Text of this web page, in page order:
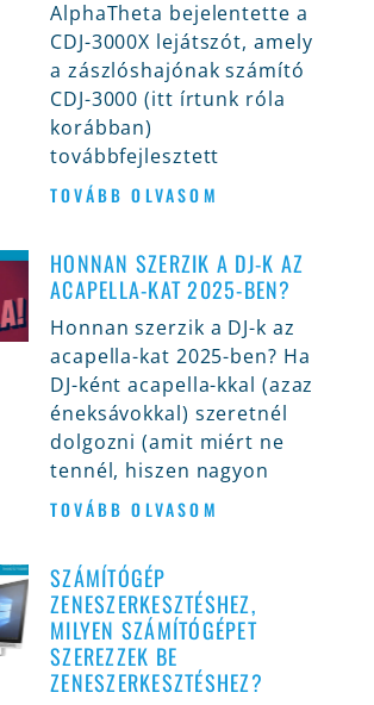
AlphaTheta bejelentette a
CDJ-3000X lejátszót, amely
a zászlóshajónak számító
CDJ-3000 (itt írtunk róla
korábban)
továbbfejlesztett
TOVÁBB OLVASOM
HONNAN SZERZIK A DJ-K AZ
ACAPELLA-KAT 2025-BEN?
Honnan szerzik a DJ-k az
acapella-kat 2025-ben? Ha
DJ-ként acapella-kkal (azaz
éneksávokkal) szeretnél
dolgozni (amit miért ne
tennél, hiszen nagyon
TOVÁBB OLVASOM
SZÁMÍTÓGÉP
ZENESZERKESZTÉSHEZ,
MILYEN SZÁMÍTÓGÉPET
SZEREZZEK BE
ZENESZERKESZTÉSHEZ?